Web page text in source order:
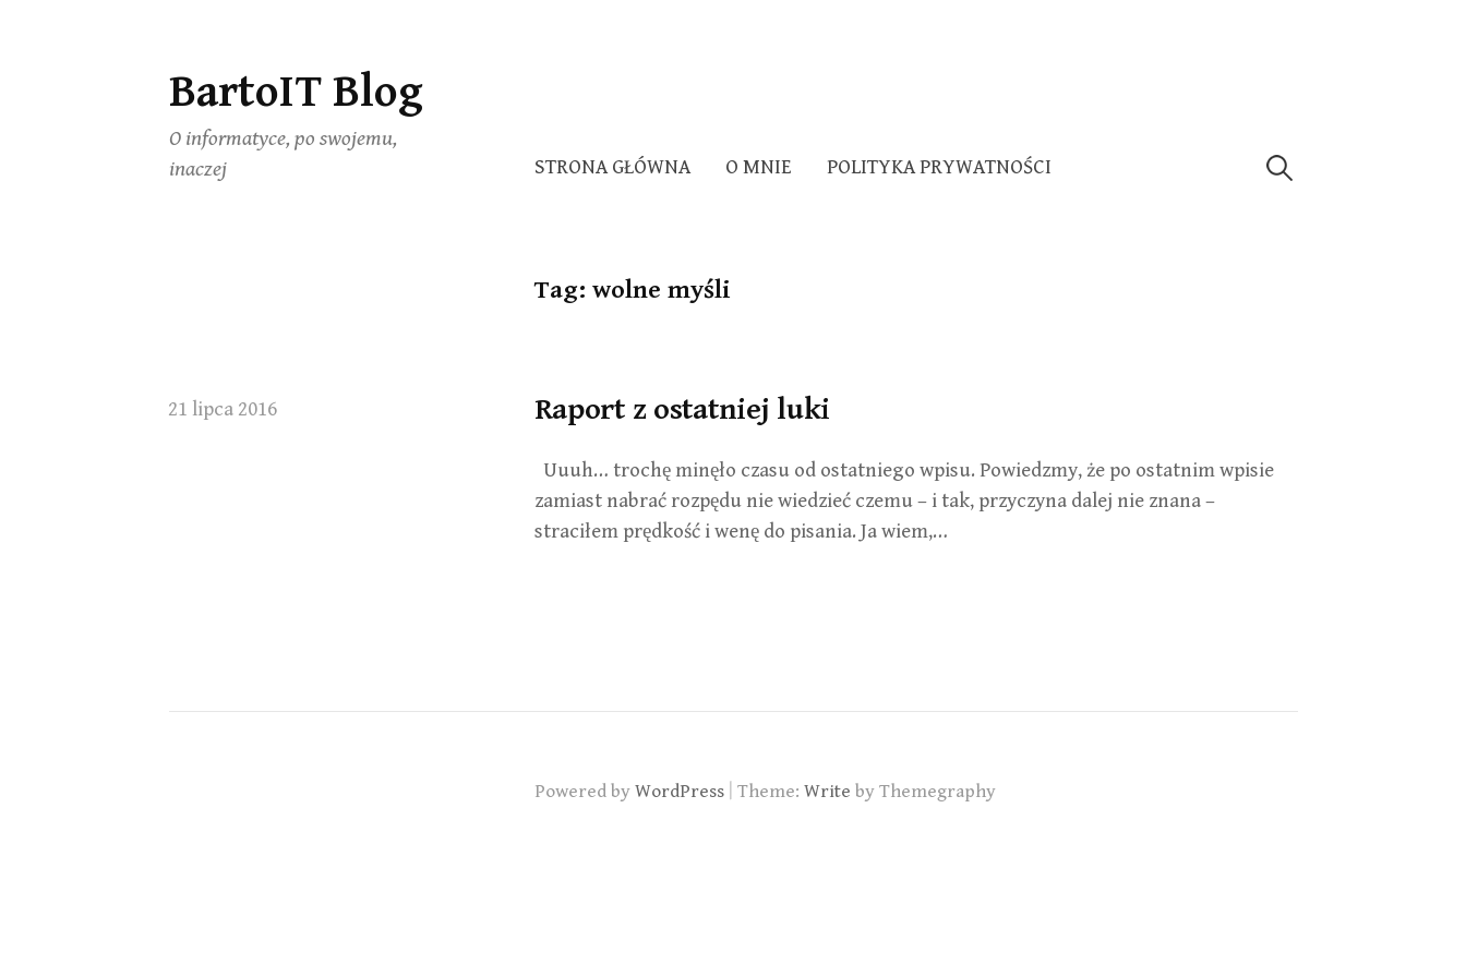
Skip
to
content
BartoIT Blog
O informatyce, po swojemu,
inaczej
STRONA GŁÓWNA O MNIE POLITYKA PRYWATNOŚCI Szukaj:
Tag: wolne myśli
21 lipca 2016 Raport z ostatniej luki
Uuuh… trochę minęło czasu od ostatniego wpisu. Powiedzmy, że po ostatnim wpisie
zamiast nabrać rozpędu nie wiedzieć czemu – i tak, przyczyna dalej nie znana –
straciłem prędkość i wenę do pisania. Ja wiem,…
Powered by WordPress Theme: Write by Themegraphy